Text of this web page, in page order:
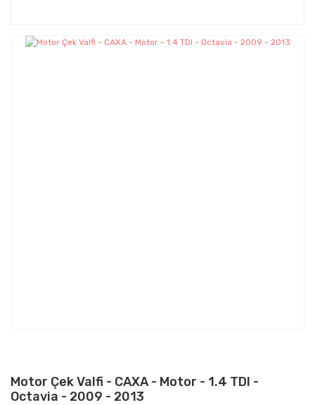
Motor Çek Valfi - CAXA - Motor - 1.4 TDI -
Octavia - 2009 - 2013